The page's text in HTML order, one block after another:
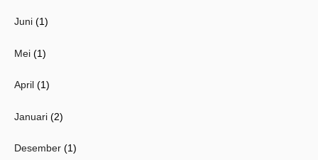
Juni (1)
Mei (1)
April (1)
Januari (2)
Desember (1)